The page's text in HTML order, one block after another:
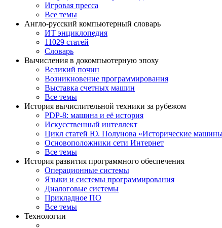
Игровая пресса
Все темы
Англо-русский компьютерный словарь
ИТ энциклопедия
11029 статей
Словарь
Вычисления в докомпьютерную эпоху
Великий почин
Возникновение программирования
Выставка счетных машин
Все темы
История вычислительной техники за рубежом
PDP-8: машина и её история
Искусственный интеллект
Цикл статей Ю. Полунова «Исторические
Основоположники сети Интернет
Все темы
История развития программного обеспечения
Операционные системы
Языки и системы программирования
Диалоговые системы
Прикладное ПО
Все темы
Технологии